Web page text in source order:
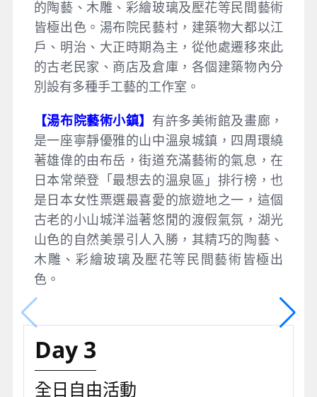
的陶藝、木雕、彩繪玻璃及壓花等民間藝術
皆極出色。湯布院民藝村，建築物大都以江
戶、明治、大正時期為主，從他處遷移來此
的古老民家、商店及倉庫，各個建築物內分
別設有多種手工藝的工作室。
【湯布院藝術小鎮】 有許多美術館及畫廊，
是一座寧靜優雅的山中溫泉城鎮，四周環繞
著雄偉的由布岳，街道充滿藝術的氣息，在
日本常榮登「最想去的溫泉區」排行榜，也
是日本女性票選最喜愛的旅遊地之一，這個
古老的小山城洋溢著悠閒的渡假氣氛，湖光
山色的自然美景引人入勝，其精巧的陶藝、
木雕、彩繪玻璃及壓花等民間藝術皆極出
色。
Day 3
全日自由活動